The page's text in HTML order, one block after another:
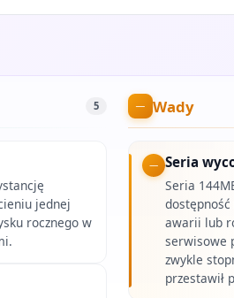
5
jednej
rocznego w
Wady
Seria
Seria
awarii lub
serwisowe
zwykle
przestawił